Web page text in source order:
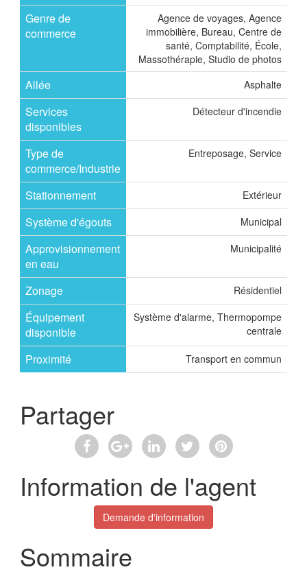
Genre de
commerce
Agence de voyages, Agence
immobilière, Bureau, Centre de
santé, Comptabilité, École,
Massothérapie, Studio de photos
Allée Asphalte
Services
disponibles
Détecteur d'incendie
Type de
commerce/Industrie
Entreposage, Service
Stationnement Extérieur
Système d'égouts Municipal
Approvisionnement
en eau
Municipalité
Zonage Résidentiel
Équipement
disponible
Système d'alarme, Thermopompe
centrale
Proximité Transport en commun
Partager
Information de l'agent
Demande d'information
Sommaire